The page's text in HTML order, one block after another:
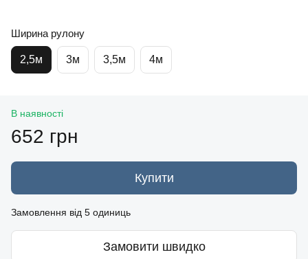
Ширина рулону
2,5м 3м 3,5м 4м
В наявності
652 грн
Купити
Замовлення від 5 одиниць
Замовити швидко